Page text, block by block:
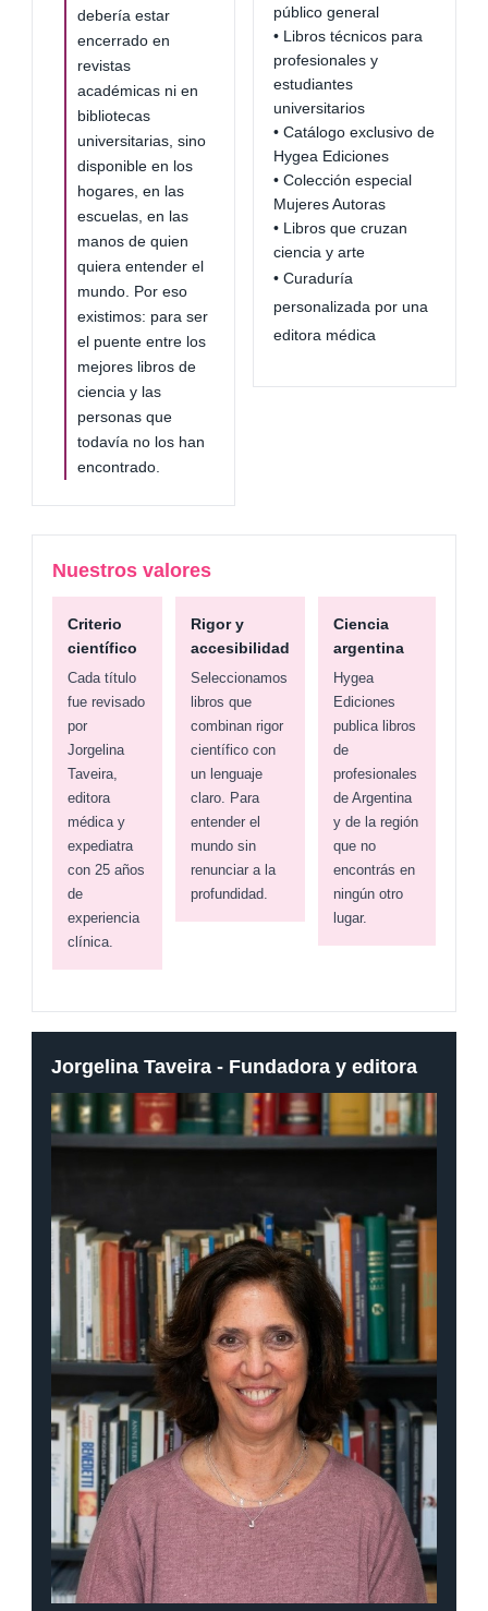
debería estar
encerrado en
revistas
académicas ni en
bibliotecas
universitarias, sino
disponible en los
hogares, en las
escuelas, en las
manos de quien
quiera entender el
mundo. Por eso
existimos: para ser
el puente entre los
mejores libros de
ciencia y las
personas que
todavía no los han
encontrado.
público general
• Libros técnicos para
profesionales y
estudiantes
universitarios
• Catálogo exclusivo de
Hygea Ediciones
• Colección especial
Mujeres Autoras
• Libros que cruzan
ciencia y arte
• Curaduría
personalizada por una
editora médica
Nuestros valores
Criterio
científico
Cada título
fue revisado
por
Jorgelina
Taveira,
editora
médica y
expediatra
con 25 años
de
experiencia
clínica.
Rigor y
accesibilidad
Seleccionamos
libros que
combinan rigor
científico con
un lenguaje
claro. Para
entender el
mundo sin
renunciar a la
profundidad.
Ciencia
argentina
Hygea
Ediciones
publica libros
de
profesionales
de Argentina
y de la región
que no
encontrás en
ningún otro
lugar.
Jorgelina Taveira - Fundadora y editora